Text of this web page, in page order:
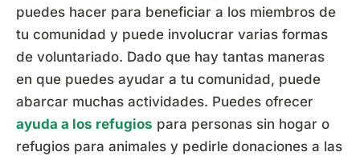
puedes hacer para beneficiar a los miembros de
tu comunidad y puede involucrar varias formas
de voluntariado. Dado que hay tantas maneras
en que puedes ayudar a tu comunidad, puede
abarcar muchas actividades. Puedes ofrecer
ayuda a los refugios para personas sin hogar o
refugios para animales y pedirle donaciones a las